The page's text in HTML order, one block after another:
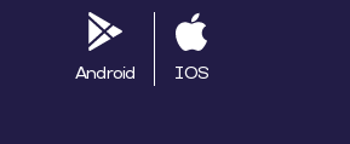
Android IOS